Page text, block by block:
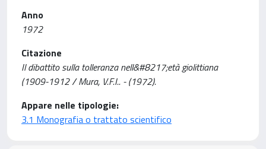
Anno
1972
Citazione
Il dibattito sulla tolleranza nell&#8217;età giolittiana
(1909-1912 / Mura, V.F.I.. - (1972).
Appare nelle tipologie:
3.1 Monografia o trattato scientifico